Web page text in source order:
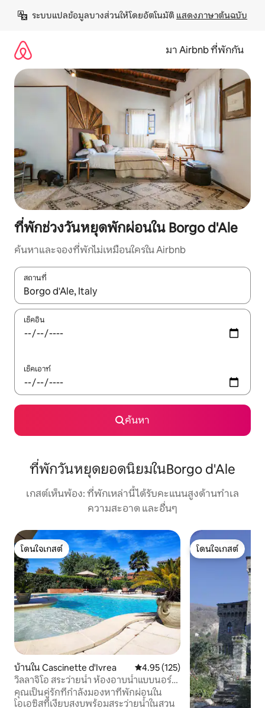
เนื้อหา
ระบบแปลข้อมูลบางส่วนให้โดยอัตโนมัติ แสดงภาษาต้นฉบับ
มา Airbnb ที่พักกัน
ที่พักช่วงวันหยุดพักผ่อนใน Borgo d'Ale
ค้นหาและจองที่พักไม่เหมือนใครใน Airbnb
สถานที่
ใช้ลูกศรขึ้นลง หรือใช้การสัมผัสหรือปัด เพื่อสำรวจผลการค้นหา
เช็คอิน
เช็คเอาท์
ค้นหา
ที่พักวันหยุดยอดนิยมในBorgo d'Ale
เกสต์เห็นพ้อง: ที่พักเหล่านี้ได้รับคะแนนสูงด้านทำเล
ความสะอาด และอื่นๆ
โดนใจเกสต์
โดนใจเกสต์
บ้านใน Cascinette d'Ivrea คะแนนเฉลี่ย 4.95 จาก 5, 125 รีวิว
4.95 (125)
วิลลาจิโอ สระว่ายน้ำ ห้องอาบน้ำแบบนอร์
ดิก ซาวน่า สำหรับใช้งานโดยเฉพาะ
คุณเป็นคู่รักที่กำลังมองหาที่พักผ่อนใน
โอเอซิสที่เงียบสงบพร้อมสระว่ายน้ำในสวน
โดนใจเกสต์
โดนใจเกสต์